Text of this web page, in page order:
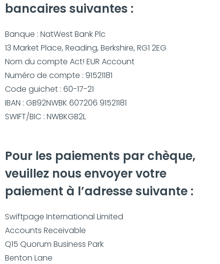
bancaires suivantes :
Banque : NatWest Bank Plc
13 Market Place, Reading, Berkshire, RG1 2EG
Nom du compte Act! EUR Account
Numéro de compte : 91521181
Code guichet : 60-17-21
IBAN : GB92NWBK 607206 91521181
SWIFT/BIC : NWBKGB2L
Pour les paiements par chèque,
veuillez nous envoyer votre
paiement à l’adresse suivante :
Swiftpage International Limited
Accounts Receivable
Q15 Quorum Business Park
Benton Lane